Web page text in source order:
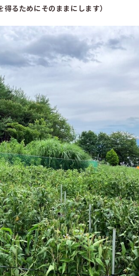
るためにそのままにします）